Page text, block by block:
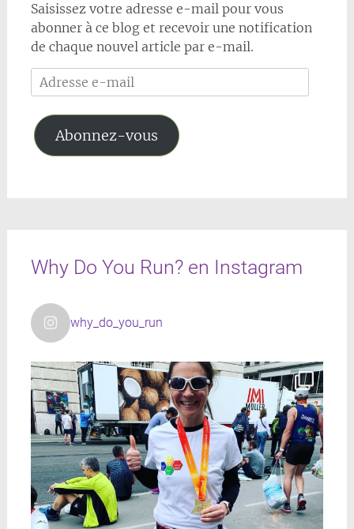
Saisissez votre adresse e-mail pour vous
abonner à ce blog et recevoir une notification
de chaque nouvel article par e-mail.
Adresse
e-
mail
Abonnez-vous
Why Do You Run? en Instagram
why_do_you_run